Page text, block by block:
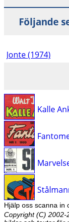
Följande
Jonte (1974)
Kalle
Hjälp oss scanna in
Copyright (C) 2002-